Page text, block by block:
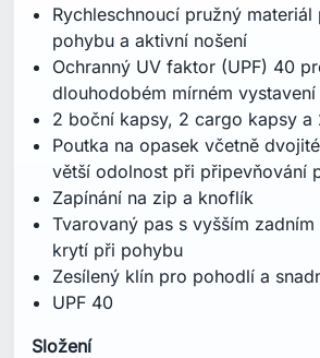
Rychleschnoucí pružný
pohybu a aktivní nošení
Ochranný UV faktor (UPF) 40
dlouhodobém mírném vystavení
2 boční kapsy, 2 cargo kapsy a
Poutka na opasek včetně
větší odolnost při připevňování
Zapínání na zip a knoflík
Tvarovaný pas s vyšším
krytí při pohybu
Zesílený klín pro pohodlí a
UPF 40
Složení